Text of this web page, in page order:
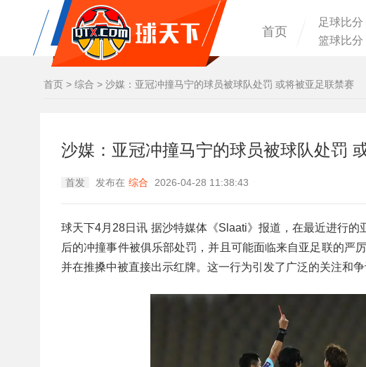
首页
足球比分
篮球比分
首页 > 综合 > 沙媒：亚冠冲撞马宁的球员被球队处罚 或将被亚足联禁赛
沙媒：亚冠冲撞马宁的球员被球队处罚
首发 发布在 综合 2026-04-28 11:38:43
球天下4月28日讯 据沙特媒体《Slaati》报道，在最近进行
后的冲撞事件被俱乐部处罚，并且可能面临来自亚足联的严
并在推搡中被直接出示红牌。这一行为引发了广泛的关注和